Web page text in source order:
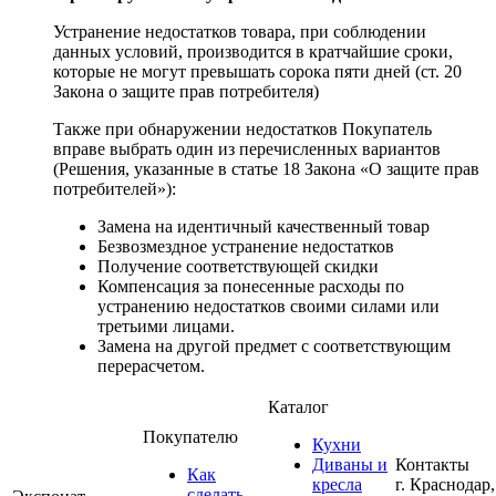
Устранение недостатков товара, при соблюдении
данных условий, производится в кратчайшие сроки,
которые не могут превышать сорока пяти дней (ст. 20
Закона о защите прав потребителя)
Также при обнаружении недостатков Покупатель
вправе выбрать один из перечисленных вариантов
(Решения, указанные в статье 18 Закона «О защите прав
потребителей»):
Замена на идентичный качественный товар
Безвозмездное устранение недостатков
Получение соответствующей скидки
Компенсация за понесенные расходы по
устранению недостатков своими силами или
третьими лицами.
Замена на другой предмет с соответствующим
перерасчетом.
Покупателю
Как
Каталог
Кухни
Диваны и
кресла
Контакты
г. Краснодар,